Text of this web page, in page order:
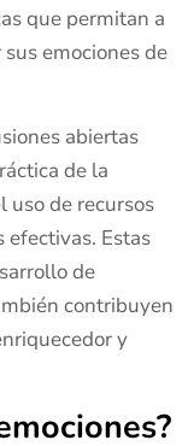
que permitan a
emociones de
abiertas
de la
uso de recursos
Estas
de
contribuyen
y